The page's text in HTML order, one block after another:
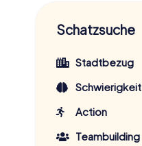
Schatzsuche
Stadtbezug
Schwierigkeit
Action
Teambuilding